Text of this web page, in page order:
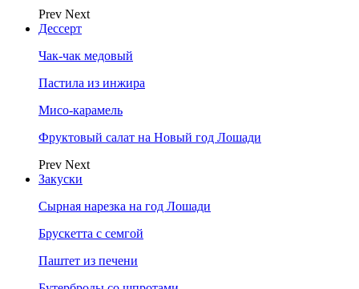
Prev Next
Дессерт
Чак-чак медовый
Пастила из инжира
Мисо-карамель
Фруктовый салат на Новый год Лошади
Prev Next
Закуски
Сырная нарезка на год Лошади
Брускетта с семгой
Паштет из печени